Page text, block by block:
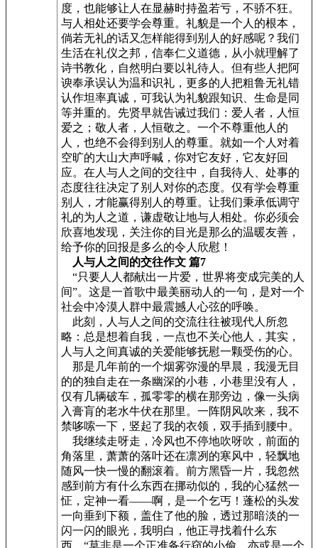
度，也能够让人在显赫时持盈若亏，不骄不狂。
与人相处还要学会尊重。礼貌是一个人的根本，
倘若无礼的话又怎样能得到别人的好感呢？我们
生活在礼仪之邦，信奉仁义道德，从小就理解了
诗书教化，自然明白要以礼待人。但有些人把阿
谀奉承误认为温和识礼，更多的人把粗鲁无礼错
认作坦率真诚，可我认为礼貌跟知识、生命是同
等并重的。先贤早就告诫过我们：爱人者，人恒
爱之；敬人者，人恒敬之。一个不尊重他人的
人，也绝不会得到别人的尊重。就如一个人对着
空旷的大山大声呼喊，你对它友好，它友好回
应。在人与人之间的交往中，自我待人、处事的
态度往往决定了别人对你的态度。仅有学会尊重
别人，才能赢得别人的尊重。让我们秉承低调守
礼的为人之道，谦虚敬让地与人相处。你必须会
欣喜地发现，关注你的目光是那么的温暖友善，
给予你的回报是多么的令人欣慰！
人与人之间的交往作文 篇7
“只要人人都献出一片爱，世界将变成完美的人
间”。这是一首歌中最美丽动人的一句，是对一个
社会中冷漠人群中最震撼人心弦的呼唤。
此刻，人与人之间的交流往往被现代人所忽
略：总是想着自我，一点也不关心他人，其实，
人与人之间真诚的关爱能够抚慰一颗受伤的心。
那是几年前的一个烟雾弥漫的早晨，我漫无目
的的独自走在一条幽深的小巷，小巷里没有人，
仅有几辆破车，孤零零的横在那旁边，像一头病
入膏肓的老水牛伏在那里。一阵阴风吹来，我不
禁哆嗦一下，竖起了我的衣领，双手插到腰中。
我继续走呀走，冷风也不停地吹呀吹，前面的
角落里，萧萧的落叶还在凛冽的寒风中，轻飘地
随风一快一慢的翻滚着。前方黑昏一片，我忽然
感到前方有什么东西在挪动似的，我的心猛然一
怔，定神一看——啊，是一个乞丐！蓬松的头发
一向垂到下额，盖住了他的脸，透过那暗淡的一
闪一闪的眼光，我明白，他正寻找着什么东
西。“莫非是一个正准备行窃的小偷，亦或是一个